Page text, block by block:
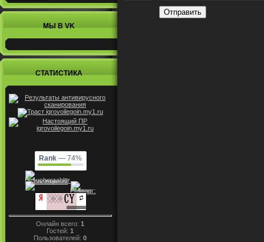
МЫ В VK
СТАТИСТИКА
Rank — 74%
Онлайн всего:1
Гостей:1
Пользователей:0
Отправить